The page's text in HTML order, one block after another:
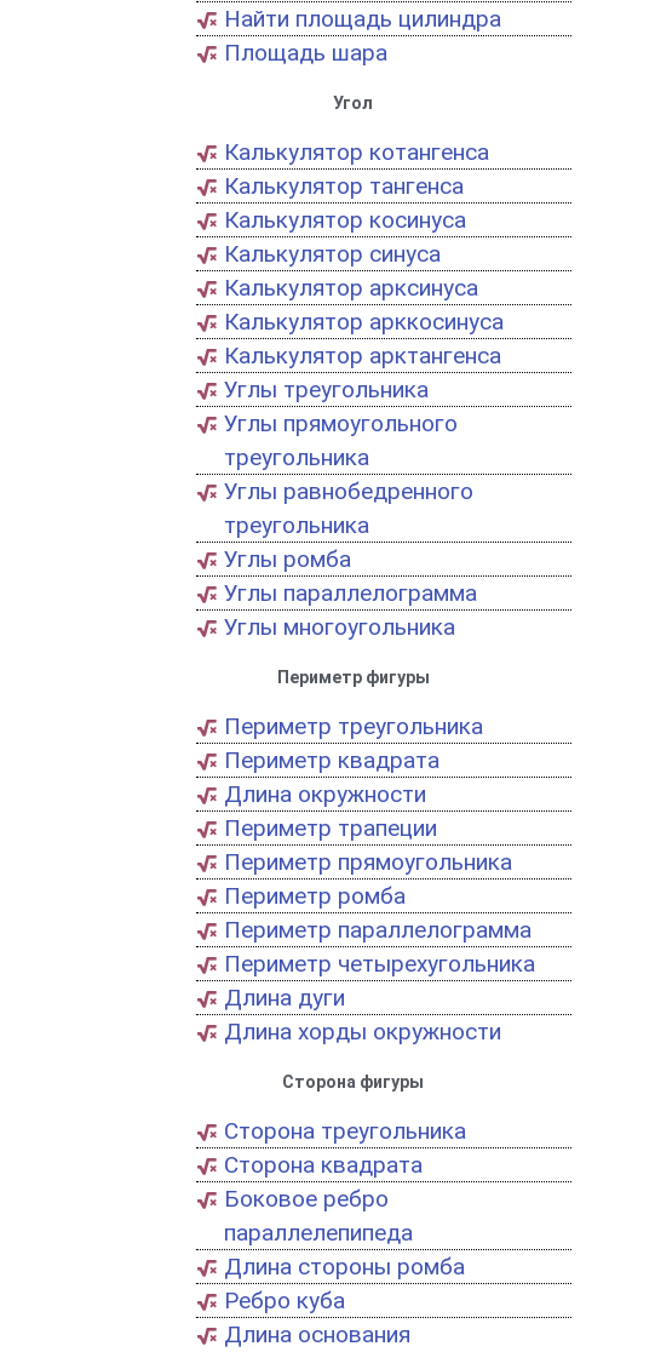
Найти площадь цилиндра
Площадь шара
Угол
Калькулятор котангенса
Калькулятор тангенса
Калькулятор косинуса
Калькулятор синуса
Калькулятор арксинуса
Калькулятор арккосинуса
Калькулятор арктангенса
Углы треугольника
Углы прямоугольного
треугольника
Углы равнобедренного
треугольника
Углы ромба
Углы параллелограмма
Углы многоугольника
Периметр фигуры
Периметр треугольника
Периметр квадрата
Длина окружности
Периметр трапеции
Периметр прямоугольника
Периметр ромба
Периметр параллелограмма
Периметр четырехугольника
Длина дуги
Длина хорды окружности
Сторона фигуры
Сторона треугольника
Сторона квадрата
Боковое ребро
параллелепипеда
Длина стороны ромба
Ребро куба
Длина основания